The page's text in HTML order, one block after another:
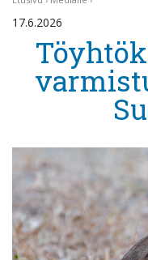
17.6.2026